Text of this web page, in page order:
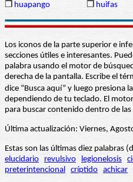
❒ huapango ❒ huifas
Los iconos de la parte superior e
secciones útiles e interesantes.
palabra usando el motor de
derecha de la pantalla. Escribe el
dice “Busca aquí” y luego
dependiendo de tu teclado. El
para buscar contenido dentro de las
Última actualización: Viernes,
Estas son las últimas diez palabras
elucidario
revulsivo legionelosis
preterintencional críptido achicar